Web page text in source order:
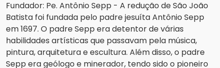
Fundador: Pe. Antônio Sepp - A redução de São João
Batista foi fundada pelo padre jesuíta Antônio Sepp
em 1697. O padre Sepp era detentor de várias
habilidades artísticas que passavam pela música,
pintura, arquitetura e escultura. Além disso, o padre
Sepp era geólogo e minerador, tendo sido o pioneiro